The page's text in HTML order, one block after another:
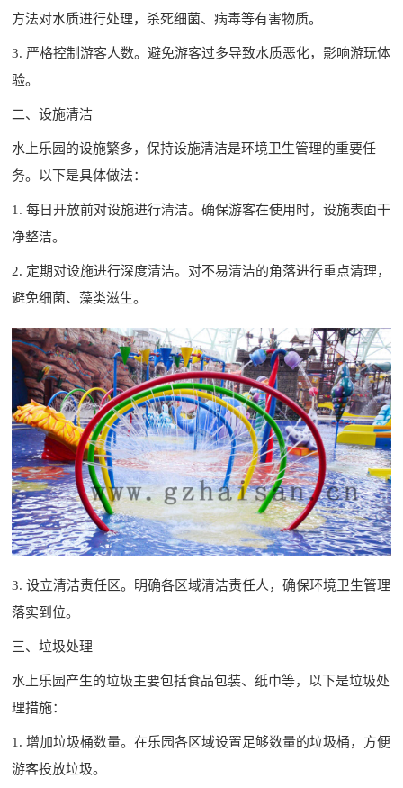
方法对水质进行处理，杀死细菌、病毒等有害物质。
3. 严格控制游客人数。避免游客过多导致水质恶化，影响游玩体
验。
二、设施清洁
水上乐园的设施繁多，保持设施清洁是环境卫生管理的重要任
务。以下是具体做法：
1. 每日开放前对设施进行清洁。确保游客在使用时，设施表面干
净整洁。
2. 定期对设施进行深度清洁。对不易清洁的角落进行重点清理，
避免细菌、藻类滋生。
3. 设立清洁责任区。明确各区域清洁责任人，确保环境卫生管理
落实到位。
三、垃圾处理
水上乐园产生的垃圾主要包括食品包装、纸巾等，以下是垃圾处
理措施：
1. 增加垃圾桶数量。在乐园各区域设置足够数量的垃圾桶，方便
游客投放垃圾。